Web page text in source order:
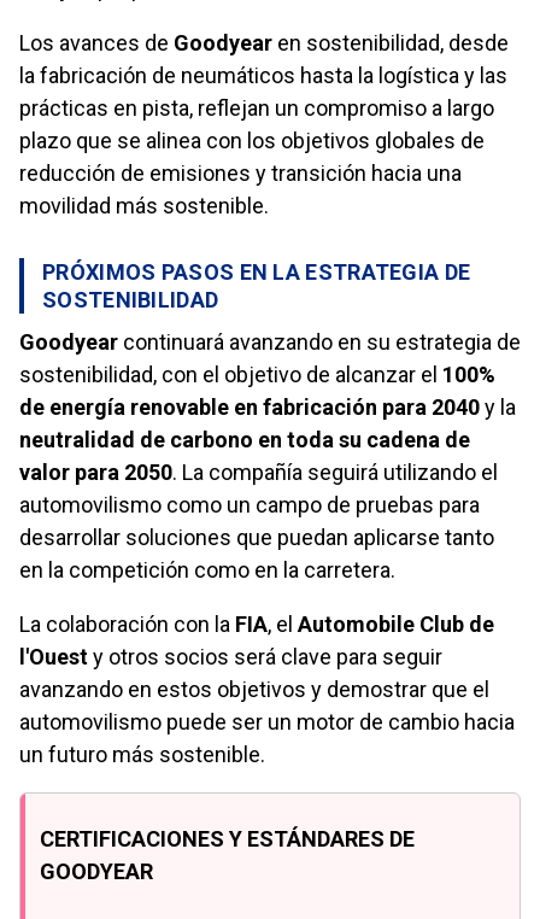
Los avances de Goodyear en sostenibilidad, desde
la fabricación de neumáticos hasta la logística y las
prácticas en pista, reflejan un compromiso a largo
plazo que se alinea con los objetivos globales de
reducción de emisiones y transición hacia una
movilidad más sostenible.
PRÓXIMOS PASOS EN LA ESTRATEGIA DE
SOSTENIBILIDAD
Goodyear continuará avanzando en su estrategia de
sostenibilidad, con el objetivo de alcanzar el 100%
de energía renovable en fabricación para 2040y la
neutralidad de carbono en toda su cadena de
valor para 2050. La compañía seguirá utilizando el
automovilismo como un campo de pruebas para
desarrollar soluciones que puedan aplicarse tanto
en la competición como en la carretera.
La colaboración con la FIA, el Automobile Club de
l'Ouesty otros socios será clave para seguir
avanzando en estos objetivos y demostrar que el
automovilismo puede ser un motor de cambio hacia
un futuro más sostenible.
CERTIFICACIONES Y ESTÁNDARES DE
GOODYEAR